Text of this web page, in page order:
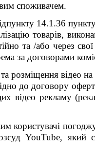
споживачем.
14.1.36
товарів,
та /або через
за договорами
розміщення відео на
до договору
відео рекламу
користувачі
YouTube, який